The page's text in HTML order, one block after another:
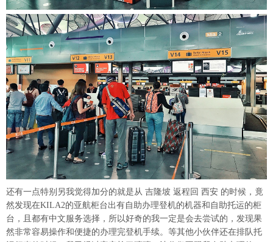
还有一点特别另我觉得加分的就是从 吉隆坡 返程回 西安 的时候，竟
然发现在KILA2的亚航柜台出有自助办理登机的机器和自助托运的柜
台，且都有中文服务选择，所以好奇的我一定是会去尝试的，发现果
然非常容易操作和便捷的办理完登机手续。等其他小伙伴还在排队托